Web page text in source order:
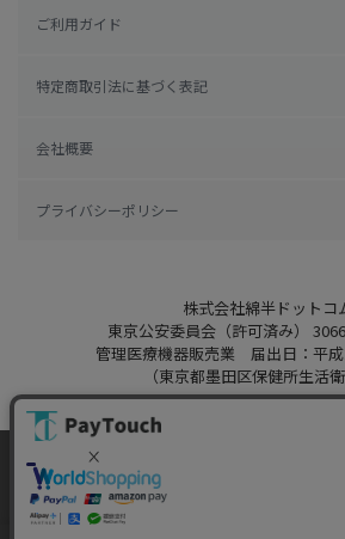
ご利用ガイド
特定商取引法に基づく表記
会社概要
プライバシーポリシー
株式会社綿半ドットコ
東京公安委員会（許可済み）
管理医療機器販売業 届出日：平成
（東京都墨田区保健所生活衛
Copyright 2022
Powered by Watahan
当ウェブサイトでは、お客様により良いサ
をご提供するため、クッキーを利用してい
サイト利用を継続することにより、クッキ